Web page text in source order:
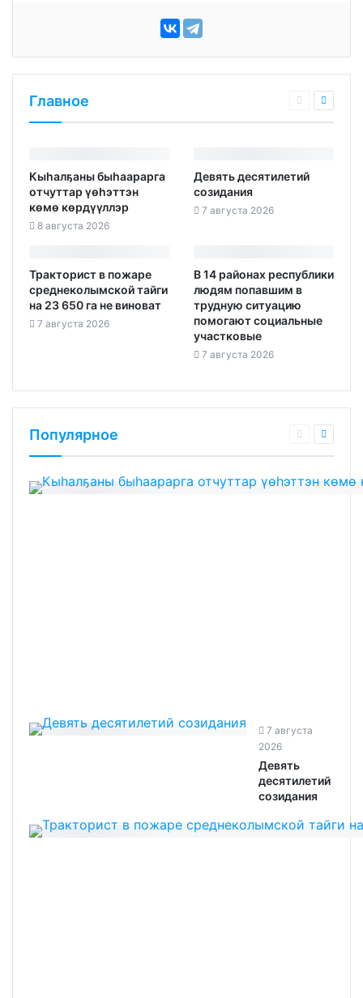
Главное
Кыһалҕаны быһаарарга
отчуттар үөһэттэн
көмө көрдүүллэр
8 августа 2026
Девять десятилетий
созидания
7 августа 2026
Тракторист в пожаре
среднеколымской тайги
на 23 650 га не виноват
7 августа 2026
В 14 районах республики
людям попавшим в
трудную ситуацию
помогают социальные
участковые
7 августа 2026
Популярное
7 августа
2026
Девять
десятилетий
созидания